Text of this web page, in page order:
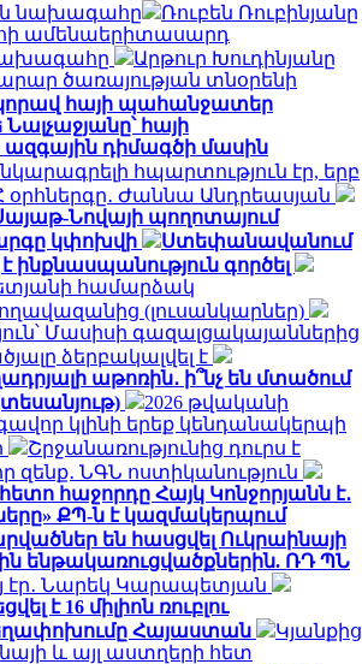
​​նախագահը
Ռուբեն Ռուբինյանը
ամենաերիտասարդ
Արթուր Խուդինյանը
ծառայության տնօրենի
կորավ հայի պահանջատեր
հայի
ազգային դիմագծի մասին
հպարտություն էր, երբ
օրհներգը․ Ժաննա Անդրեասյան
Նովայի պողոտայում
կփոխվի
Ստեփանավանում
ինքնասպանություն գործել
համարձակ
(լուսանկարներ)
Մասիսի գազալցակայաններից
ձերբակալվել է
աթոռին․ ի՞նչ են մտածում
2026 թվականի
կլինի երեք կենդանակերպի
Շրջանառությունից դուրս է
զենք․ ՆԳՆ ոստիկանություն
հաջորդը Հայկ Կոնջորյանն է․
ՔՊ-ն է կազմակերպում
են հասցվել Ուկրաինայի
ենթակառուցվածքներին. ՌԴ ՊՆ
Նարեկ Կարապետյան
է 16 միլիոն ռուբլու
Հայաստան
Կյանքից
և այլ աստղերի հետ